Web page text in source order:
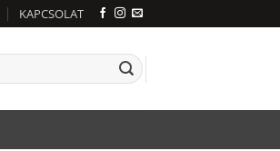
KAPCSOLAT